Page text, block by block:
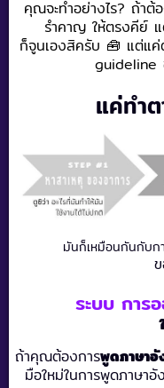
คุณจะทำอย่างไร? ถ้าต้
รำคาญ ให้ตรงคีย์ แ
ก็จูนเองสิครับ 🧰 แต่แ
guideline
แค่ทำ
มันก็เหมือนกันกับก
ระบบ การ
ถ้าคุณต้องการพูดภาษาอั
มือใหม่ในการพูดภาษา